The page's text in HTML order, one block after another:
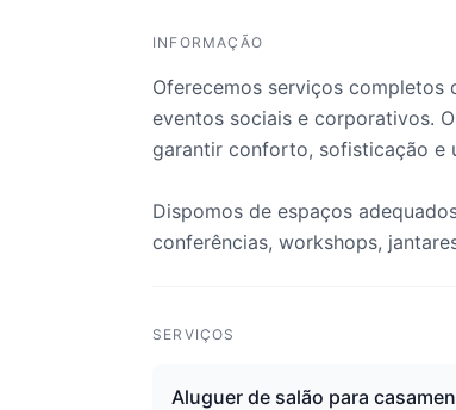
INFORMAÇÃO
Oferecemos serviços completos
eventos sociais e corporativos.
garantir conforto, sofisticação e
Dispomos de espaços
conferências, workshops,
SERVIÇOS
Aluguer de salão para